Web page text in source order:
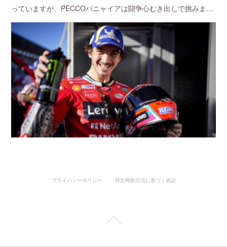
っていますが、PECCOバニャイアは闘争心むき出しで挑みま…
プライバシーポリシー 特定商取引法に基づく表記